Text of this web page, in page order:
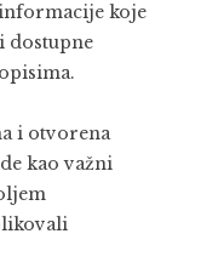
koje
dostupne
i otvorena
kao važni